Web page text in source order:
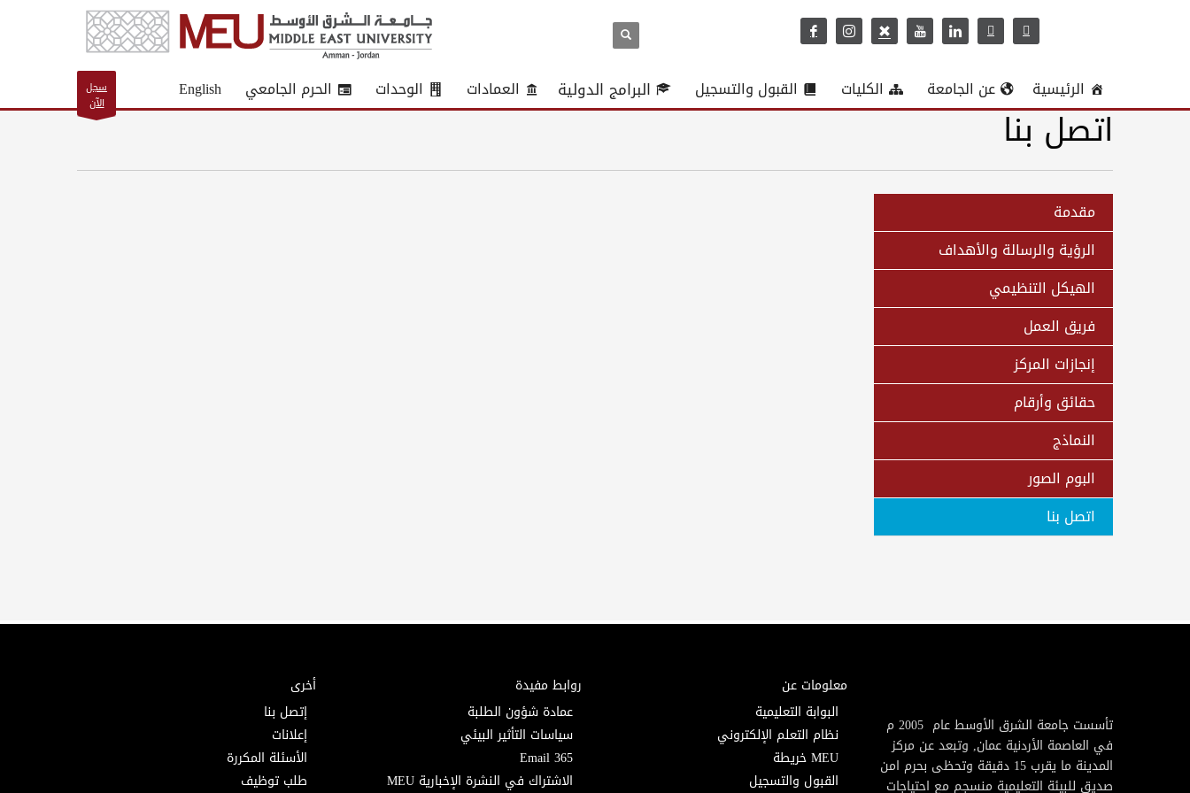
الرئيسية عن الجامعة الكليات القبول والتسجيل البرامج الدولية العمادات الوحدات الحرم الجامعي English
سجل
الآن
اتصل بنا
مقدمة
الرؤية والرسالة والأهداف
الهيكل التنظيمي
فريق العمل
إنجازات المركز
حقائق وأرقام
النماذج
البوم الصور
اتصل بنا
تأسست جامعة الشرق الأوسط عام 2005 م
في العاصمة الأردنية عمان, وتبعد عن مركز
المدينة ما يقرب 15 دقيقة وتحظى بحرم امن
صديق للبيئة التعليمية منسجم مع احتياجات
معلومات عن
البوابة التعليمية
نظام التعلم الإلكتروني
MEU خريطة
القبول والتسجيل
روابط مفيدة
عمادة شؤون الطلبة
سياسات التأثير البيئي
Email 365
الاشتراك في النشرة الإخبارية MEU
أخرى
إتصل بنا
إعلانات
الأسئلة المكررة
طلب توظيف